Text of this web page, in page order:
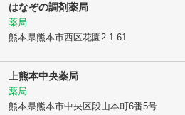
はなぞの調剤薬局
薬局
熊本県熊本市西区花園2-1-61
上熊本中央薬局
薬局
熊本県熊本市中央区段山本町6番5号